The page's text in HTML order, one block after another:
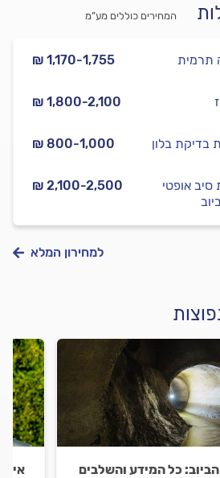
המחירים כוללים מע”מ
₪ 1,170-1,755 תרמית
₪ 1,800-2,100
₪ 800-1,000 בדיקת בלון
₪ 2,100-2,500
סיב אופטי
למחירון המלא
כל המידע והשלבים